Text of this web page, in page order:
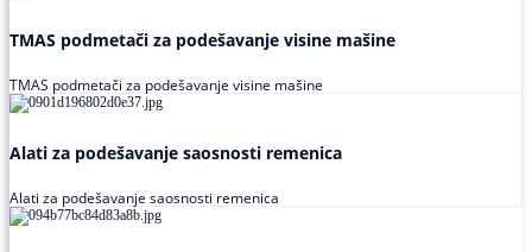
TMAS podmetači za podešavanje visine mašine
TMAS podmetači za podešavanje visine mašine
Alati za podešavanje saosnosti remenica
Alati za podešavanje saosnosti remenica